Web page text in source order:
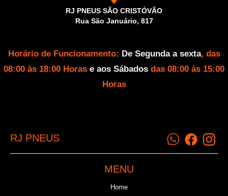
RJ PNEUS SÃO CRISTÓVÃO
Rua São Januário, 817
Horário de Funcionamento: De Segunda a sexta, das
08:00 às 18:00 Horas e aos Sábados das 08:00 às 15:00
Horas
RJ PNEUS
MENU
Home